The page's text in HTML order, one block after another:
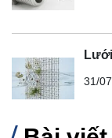
31/